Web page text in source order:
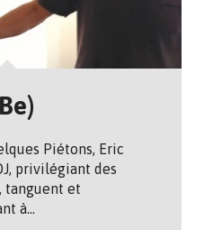
Piétons, Eric
privilégiant des
tanguent et
à…